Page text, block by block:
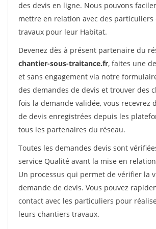
des devis en ligne. Nous pouvons
mettre en relation avec des particuliers
travaux pour leur Habitat.
Devenez dès à présent partenaire du
chantier-sous-traitance.fr, faites une
et sans engagement via notre
des demandes de devis et trouver des
fois la demande validée, vous recevrez
de devis enregistrées depuis les
tous les partenaires du réseau.
Toutes les demandes devis sont
service Qualité avant la mise en
Un processus qui permet de vérifier la
demande de devis. Vous pouvez
contact avec les particuliers pour
leurs chantiers travaux.